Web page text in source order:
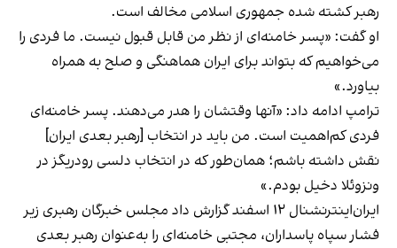
رهبر کشته شده جمهوری اسلامی مخالف است.
او گفت: «‫‫پسر خامنه‌ای از نظر من قابل قبول نیست. ما فردی را
می‌خواهیم که بتواند برای ایران هماهنگی و صلح به همراه
بیاورد.»
ترامپ ادامه داد: «آنها وقتشان را هدر می‌دهند. پسر خامنه‌ای
فردی کم‌اهمیت است. من باید در انتخاب [رهبر بعدی ایران]
نقش داشته باشم؛ همان‌طور که در انتخاب دلسی رودریگز در
ونزوئلا دخیل بودم.»
ایران‌اینترنشنال ۱۲ اسفند گزارش داد مجلس خبرگان رهبری زیر
فشار سپاه پاسداران، مجتبی خامنه‌ای را به‌عنوان رهبر بعدی